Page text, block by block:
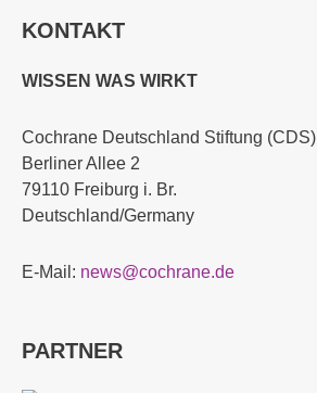
KONTAKT
WISSEN WAS WIRKT
Cochrane Deutschland Stiftung (CDS)
Berliner Allee 2
79110 Freiburg i. Br.
Deutschland/Germany
E-Mail: news@cochrane.de
PARTNER